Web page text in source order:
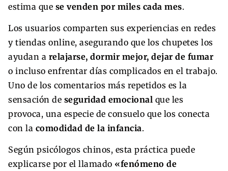
estima que se venden por miles cada mes.
Los usuarios comparten sus experiencias en redes
y tiendas online, asegurando que los chupetes los
ayudan a relajarse, dormir mejor, dejar de fumar
o incluso enfrentar días complicados en el trabajo.
Uno de los comentarios más repetidos es la
sensación de seguridad emocional que les
provoca, una especie de consuelo que los conecta
con la comodidad de la infancia.
Según psicólogos chinos, esta práctica puede
explicarse por el llamado «fenómeno de